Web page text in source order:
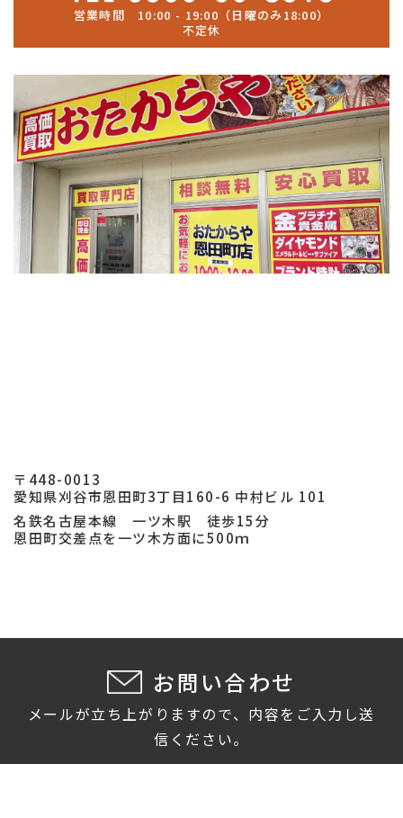
営業時間 10:00 - 19:00（日曜のみ18:00）
不定休
〒448-0013
愛知県刈谷市恩田町3丁目160-6 中村ビル 101
名鉄名古屋本線 一ツ木駅 徒歩15分
恩田町交差点を一ツ木方面に500ｍ
お問い合わせ
メールが立ち上がりますので、内容をご入力し送
信ください。